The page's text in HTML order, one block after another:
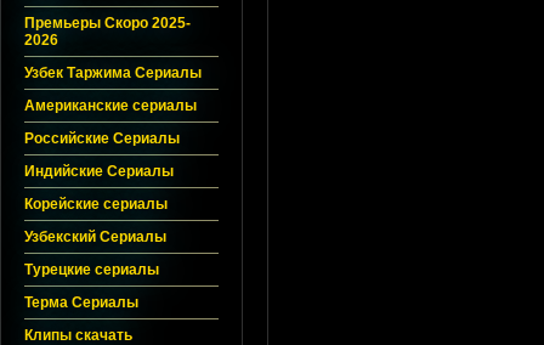
Премьеры Скоро 2025-
2026
Узбек Таржима Сериалы
Американские сериалы
Российские Сериалы
Индийские Сериалы
Корейские сериалы
Узбекский Сериалы
Турецкие сериалы
Терма Сериалы
Клипы скачать